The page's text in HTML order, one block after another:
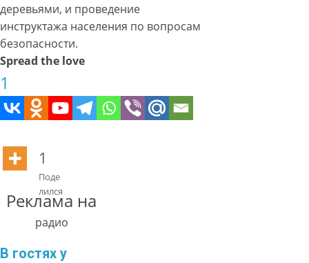
деревьями, и проведение
инструктажа населения по вопросам
безопасности.
Spread the love
1
1
Поде
лился
Реклама на
радио
В гостях у